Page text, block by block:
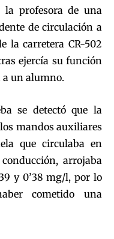
la profesora de una
de circulación a
la carretera CR-502
ejercía su función
a un alumno.
se detectó que la
mandos auxiliares
que circulaba en
arrojaba
y 0’38 mg/l, por lo
cometido una